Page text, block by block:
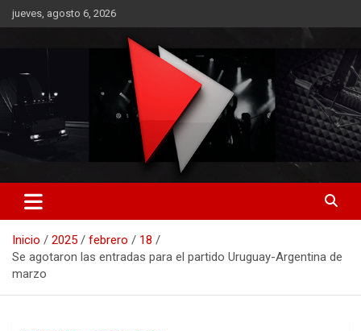
Saltar
al
jueves, agosto 6, 2026
RO CONTENIDOS
Inicio 2025 febrero
18
Se agotaron las entradas para el partido Uruguay-Argentina de
marzo